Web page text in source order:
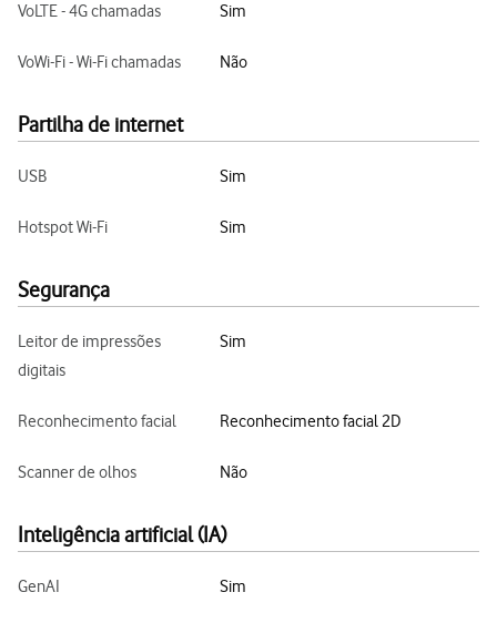
VoLTE - 4G chamadas Sim
VoWi-Fi - Wi-Fi chamadas Não
Partilha de internet
USB Sim
Hotspot Wi-Fi Sim
Segurança
Leitor de impressões
digitais
Sim
Reconhecimento facial Reconhecimento facial 2D
Scanner de olhos Não
Inteligência artificial (IA)
GenAI Sim